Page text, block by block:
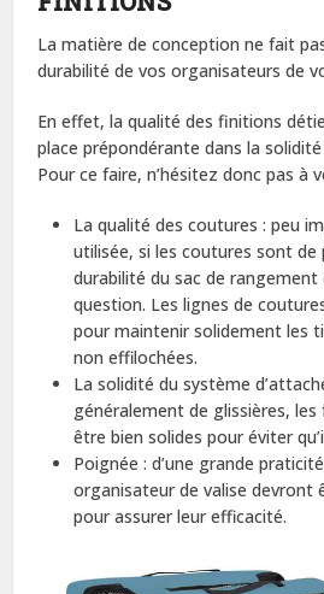
La matière de conception ne fait
durabilité de vos organisateurs de
En effet, la qualité des finitions
place prépondérante dans la
Pour ce faire, n’hésitez donc pas à
La qualité des coutures : peu
utilisée, si les coutures sont de
durabilité du sac de rangement
question. Les lignes de
pour maintenir solidement les
non effilochées.
La solidité du système
généralement de glissières,
être bien solides pour éviter
Poignée : d’une grande
organisateur de valise
pour assurer leur efficacité.